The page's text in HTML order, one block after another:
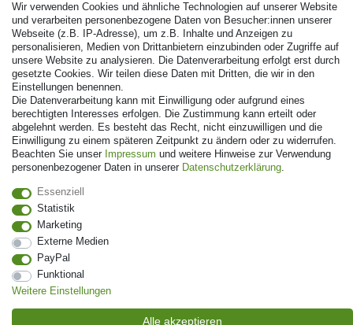
© Copyright 2026 | Alle Rechte vorbehalten. - Alle Rechte
vorbehalten. Preisangaben inkl. gesetzl. 19% MwSt. |
Wir verwenden Cookies und ähnliche Technologien auf unserer Website
und verarbeiten personenbezogene Daten von Besucher:innen unserer
Webseite (z.B. IP-Adresse), um z.B. Inhalte und Anzeigen zu
personalisieren, Medien von Drittanbietern einzubinden oder Zugriffe auf
unsere Website zu analysieren. Die Datenverarbeitung erfolgt erst durch
gesetzte Cookies. Wir teilen diese Daten mit Dritten, die wir in den
Einstellungen benennen.
Die Datenverarbeitung kann mit Einwilligung oder aufgrund eines
berechtigten Interesses erfolgen. Die Zustimmung kann erteilt oder
abgelehnt werden. Es besteht das Recht, nicht einzuwilligen und die
Einwilligung zu einem späteren Zeitpunkt zu ändern oder zu widerrufen.
Beachten Sie unser Impressum und weitere Hinweise zur Verwendung
personenbezogener Daten in unserer Daten­schutz­erklärung.
Essenziell
Statistik
Marketing
Externe Medien
PayPal
Funktional
Weitere Einstellungen
Alle akzeptieren